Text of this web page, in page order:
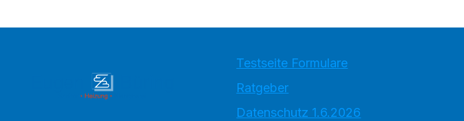
Testseite Formulare
Ratgeber
Datenschutz 1.6.2026